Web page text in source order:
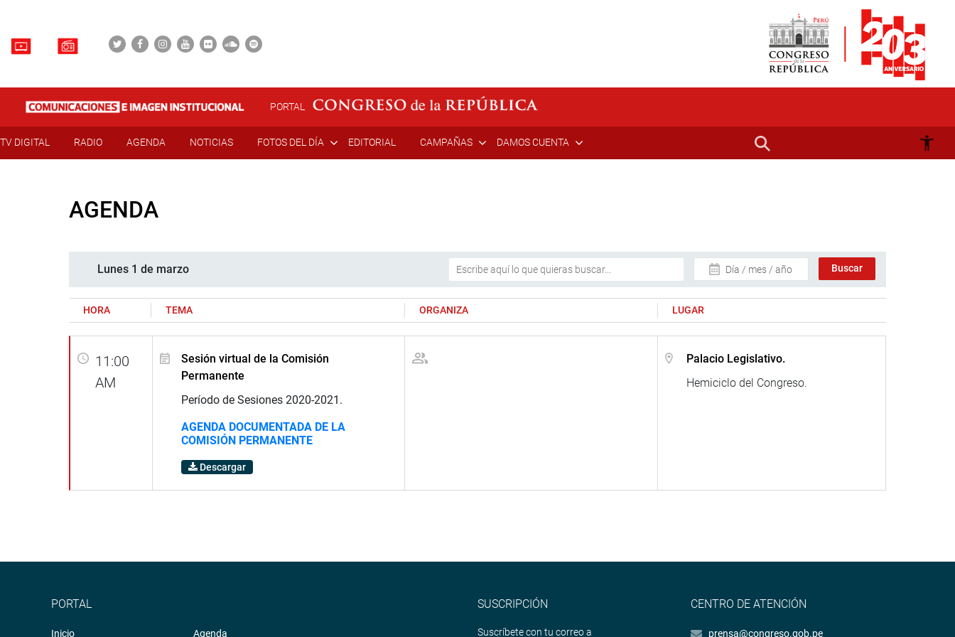
PORTAL
TV DIGITAL RADIO AGENDA NOTICIAS FOTOS DEL DÍA EDITORIAL CAMPAÑAS DAMOS CUENTA
AGENDA
Lunes 1 de marzo Día / mes / año
HORA TEMA ORGANIZA LUGAR
11:00
AM
Sesión virtual de la Comisión
Permanente
Período de Sesiones 2020-2021.
AGENDA DOCUMENTADA DE LA
COMISIÓN PERMANENTE
Descargar
Palacio Legislativo.
Hemiciclo del Congreso.
PORTAL
Inicio Agenda
SUSCRIPCIÓN
Suscríbete con tu correo a
CENTRO DE ATENCIÓN
prensa@congreso.gob.pe